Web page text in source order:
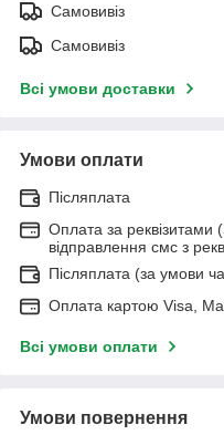
Самовивіз
Самовивіз
Всі умови доставки
Умови оплати
Післяплата
Оплата за
відправлення смс з
Післяплата (за умови
Оплата картою Visa,
Всі умови оплати
Умови повернення